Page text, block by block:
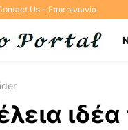
Us - Επικοινωνία